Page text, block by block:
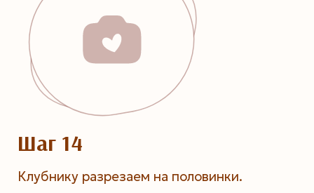
Шаг 14
Клубнику разрезаем на половинки.